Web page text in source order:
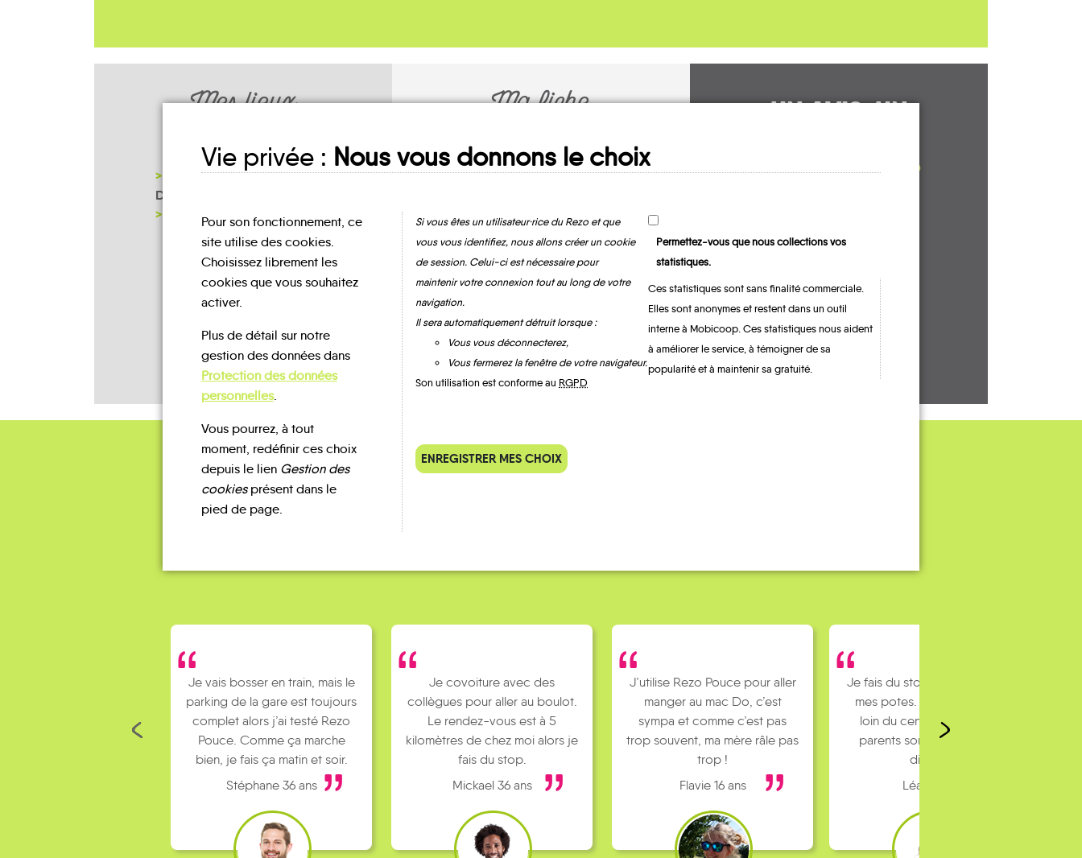
Mes lieux
COMMUNAUTÉ DE COMMUNES
DU VEXIN NORMAND - GISORS
NOTRE PAGE D'INSCRIPTION
Ma fiche
Vatimesnil
UN AVIS, UN
À PARTAGER ?
CONTACTEZ-NOUS !
QUELQUES
Je vais bosser en train, mais le
parking de la gare est toujours
complet alors j’ai testé Rezo
Pouce. Comme ça marche
bien, je fais ça matin et soir.
Stéphane 36 ans
Je covoiture avec des
collègues pour aller au boulot.
Le rendez-vous est à 5
kilomètres de chez moi alors je
J’utilise Rezo Pouce pour aller
manger au mac Do, c’est
sympa et comme c’est pas
trop souvent, ma mère râle pas
Je fais du stop pour rejoindre
mes potes. J’habite un peu
loin du centre ville et mes
parents sont pas toujours
Vie privée : Nous vous donnons le choix
Pour son fonctionnement, ce
site utilise des cookies.
Choisissez librement les
cookies que vous souhaitez
activer.
Plus de détail sur notre
gestion des données dans
Protection des données
personnelles.
Vous pourrez, à tout
moment, redéfinir ces choix
depuis le lien Gestion des
cookiesprésent dans le
pied de page.
Si vous êtes un utilisateur·rice du Rezo et que
vous vous identifiez, nous allons créer un cookie
de session. Celui-ci est nécessaire pour
maintenir votre connexion tout au long de votre
navigation.
Il sera automatiquement détruit lorsque :
Vous vous déconnecterez,
Vous fermerez la fenêtre de votre navigateur.
Son utilisation est conforme au RGPD
Permettez-vous que nous collections vos
statistiques.
Ces statistiques sont sans finalité commerciale.
Elles sont anonymes et restent dans un outil
interne à Mobicoop. Ces statistiques nous aident
à améliorer le service, à témoigner de sa
popularité et à maintenir sa gratuité.
ENREGISTRER MES CHOIX